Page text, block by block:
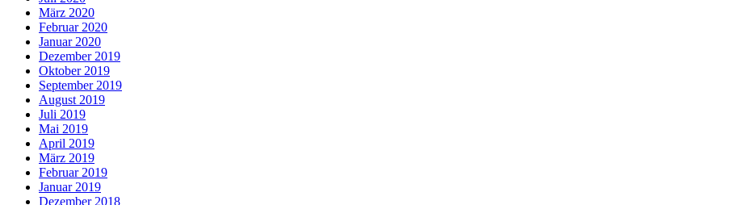
März 2020
Februar 2020
Januar 2020
Dezember 2019
Oktober 2019
September 2019
August 2019
Juli 2019
Mai 2019
April 2019
März 2019
Februar 2019
Januar 2019
Dezember 2018